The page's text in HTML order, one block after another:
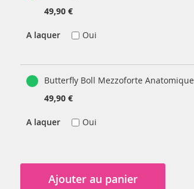
49,90 €
A laquer Oui
Butterfly Boll Mezzoforte Anatomique
49,90 €
A laquer Oui
Ajouter au panier